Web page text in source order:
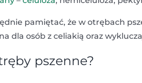
pamiętać, że w otrębach
dla osób z celiakią oraz
pszenne?